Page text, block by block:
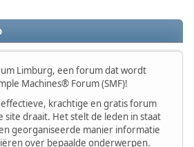
Limburg, een forum dat wordt
Machines® Forum (SMF)!
krachtige en gratis forum
site draait. Het stelt de leden in staat
georganiseerde manier informatie
over bepaalde onderwerpen.